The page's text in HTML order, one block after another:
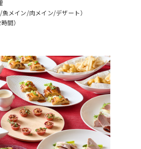
魚メイン/肉メイン/デザート）
間）